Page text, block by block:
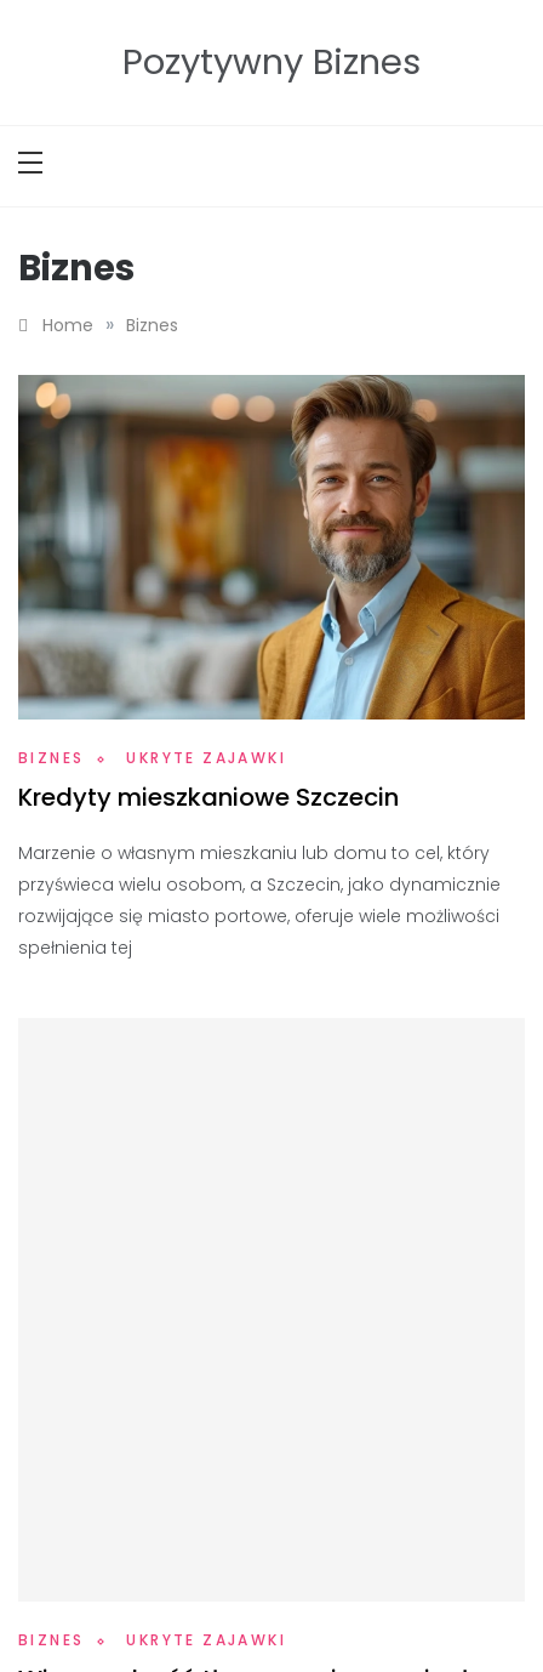
Pozytywny Biznes
Biznes
Home » Biznes
BIZNES UKRYTE ZAJAWKI
Kredyty mieszkaniowe Szczecin
Marzenie o własnym mieszkaniu lub domu to cel, który
przyświeca wielu osobom, a Szczecin, jako dynamicznie
rozwijające się miasto portowe, oferuje wiele możliwości
spełnienia tej
BIZNES UKRYTE ZAJAWKI